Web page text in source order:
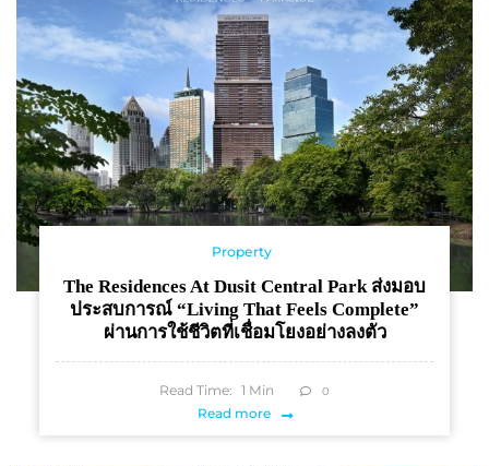
Property
The Residences At Dusit Central Park ส่งมอบ
ประสบการณ์ “Living That Feels Complete”
ผ่านการใช้ชีวิตที่เชื่อมโยงอย่างลงตัว
Read Time: 1 Min 0
Read more